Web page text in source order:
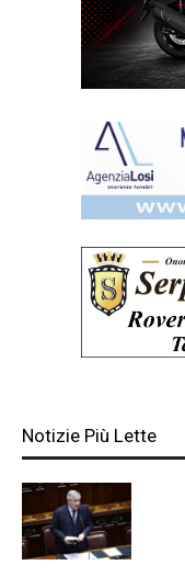
Notizie Più Lette